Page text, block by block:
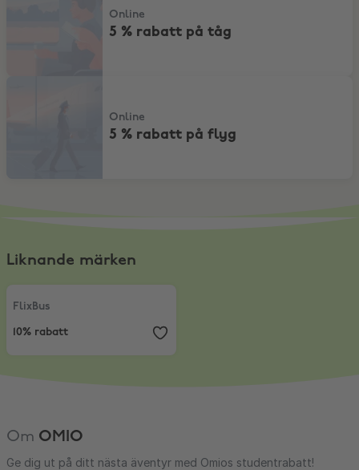
Online
5 % rabatt på tåg
Online
5 % rabatt på flyg
Liknande märken
FlixBus
FlixBus
10% rabatt
Om OMIO
Ge dig ut på ditt nästa äventyr med Omios studentrabatt!